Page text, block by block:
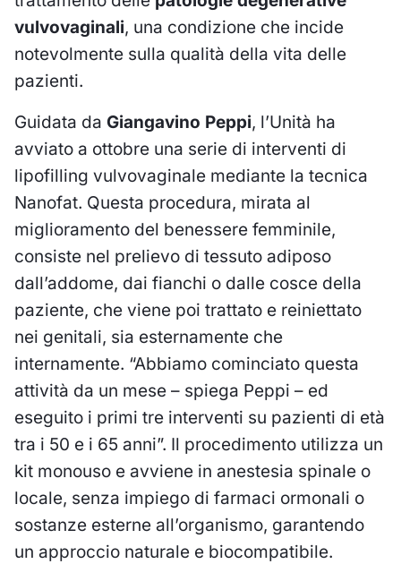
vulvovaginali, una condizione che incide
notevolmente sulla qualità della vita delle
pazienti.
Guidata da Giangavino Peppi, l’Unità ha
avviato a ottobre una serie di interventi di
lipofilling vulvovaginale mediante la tecnica
Nanofat. Questa procedura, mirata al
miglioramento del benessere femminile,
consiste nel prelievo di tessuto adiposo
dall’addome, dai fianchi o dalle cosce della
paziente, che viene poi trattato e reiniettato
nei genitali, sia esternamente che
internamente. “Abbiamo cominciato questa
attività da un mese – spiega Peppi – ed
eseguito i primi tre interventi su pazienti di età
tra i 50 e i 65 anni”. Il procedimento utilizza un
kit monouso e avviene in anestesia spinale o
locale, senza impiego di farmaci ormonali o
sostanze esterne all’organismo, garantendo
un approccio naturale e biocompatibile.